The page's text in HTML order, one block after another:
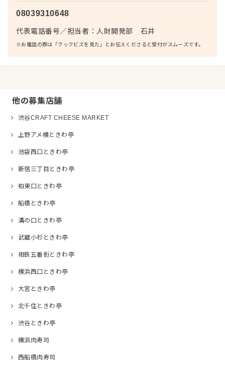
08039310648
代表電話番号／担当者： 人財開発部 石井
※お電話の際は「クックビズを見た」とお伝えくださると受付がスムーズです。
他の募集店舗
渋谷CRAFT CHEESE MARKET
上野アメ横ときわ亭
池袋西口ときわ亭
新宿三丁目ときわ亭
柏東口ときわ亭
船橋ときわ亭
溝の口ときわ亭
武蔵小杉ときわ亭
相鉄五番街ときわ亭
横浜西口ときわ亭
大宮ときわ亭
北千住ときわ亭
渋谷ときわ亭
横浜肉寿司
西船橋肉寿司